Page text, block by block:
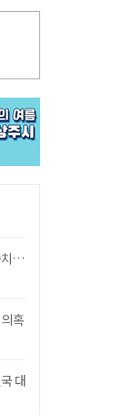
치…
혹
대